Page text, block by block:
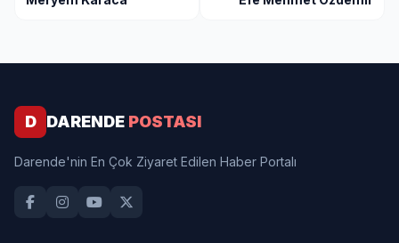
D DARENDE POSTASI
Darende'nin En Çok Ziyaret Edilen Haber Portalı